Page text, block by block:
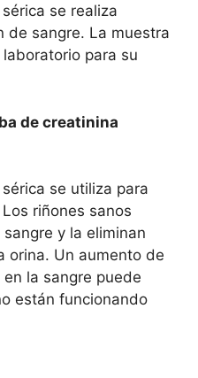
se realiza
de sangre. La muestra
para su
de creatinina
se utiliza para
riñones sanos
y la eliminan
orina. Un aumento de
la sangre puede
están funcionando